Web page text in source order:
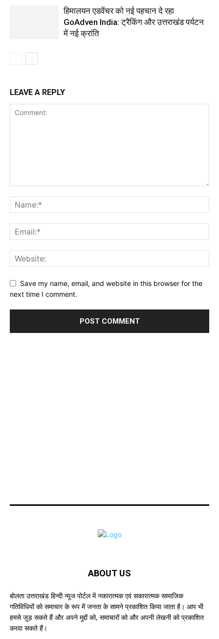
हिमालयन एडवेंचर को नई पहचान दे रहा
GoAdven India: ट्रैकिंग और उत्तराखंड पर्यटन
में नई क्रांति
LEAVE A REPLY
Save my name, email, and website in this browser for the
next time I comment.
ABOUT US
बोलता उत्तराखंड हिन्दी न्यूज पोर्टल में नकारात्मक एवं सकारात्मक सामाजिक
गतिविधियों को समाचार के रूप में जनता के सामने प्रकाशित किया जाता है। आप भी
हमसे जुड़ सकते हैं और अपने मुद्दों को, समाचारों को और अपनी लेखनी को प्रकाशित
करवा सकते हैं।